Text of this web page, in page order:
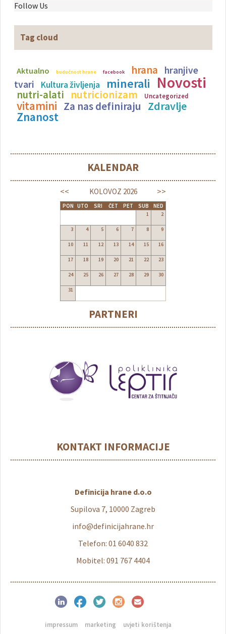
Follow Us
Tag cloud
Aktualno budućnost hrane facebook hrana
hranjive
tvari
Kultura življenja minerali Novosti
nutri-alati nutricionizam Uncategorized
vitamini Za nas definiraju Zdravlje
Znanost
KALENDAR
<< >>
KOLOVOZ 2026
PON UTO SRI ČET PET SUB NED
1 2
3 4 5 6 7 8 9
10 11 12 13 14 15 16
17 18 19 20 21 22 23
24 25 26 27 28 29 30
31
PARTNERI
KONTAKT INFORMACIJE
Definicija hrane d.o.o
Supilova 7, 10000 Zagreb
info@definicijahrane.hr
Telefon: 01 6040 832
Mobitel: 091 767 4404
impressum marketing uvjeti korištenja